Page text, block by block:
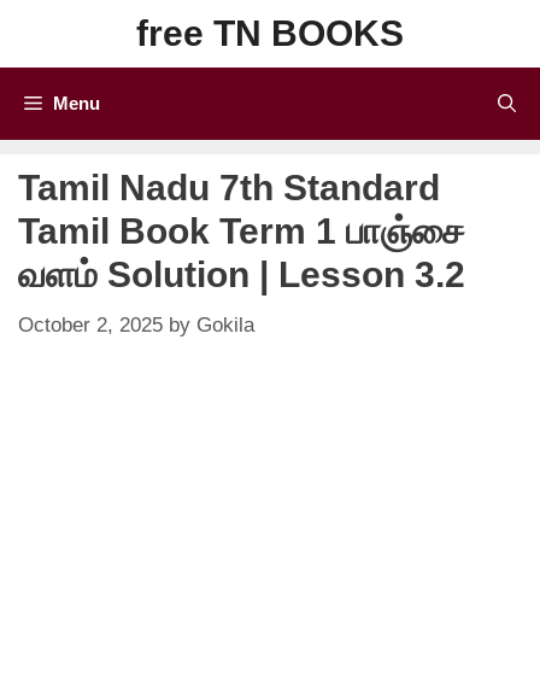
content
free TN BOOKS
Menu
Tamil Nadu 7th Standard
Tamil Book Term 1 பாஞ்சை
வளம் Solution | Lesson 3.2
October 2, 2025 by Gokila